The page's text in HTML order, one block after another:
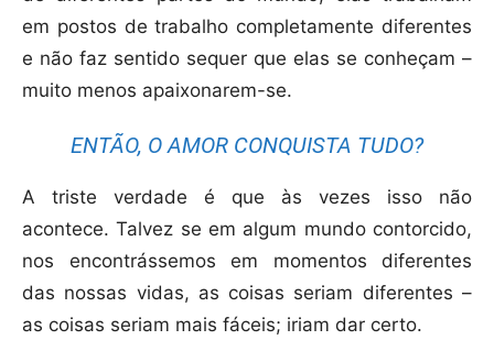
em postos de trabalho completamente diferentes
e não faz sentido sequer que elas se conheçam –
muito menos apaixonarem-se.
ENTÃO, O AMOR CONQUISTA TUDO?
A triste verdade é que às vezes isso não
acontece. Talvez se em algum mundo contorcido,
nos encontrássemos em momentos diferentes
das nossas vidas, as coisas seriam diferentes –
as coisas seriam mais fáceis; iriam dar certo.